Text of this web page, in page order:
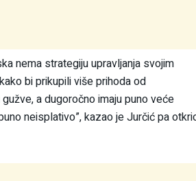
nema strategiju upravljanja svojim
bi prikupili više prihoda od
a dugoročno imaju puno veće
neisplativo”, kazao je Jurčić pa